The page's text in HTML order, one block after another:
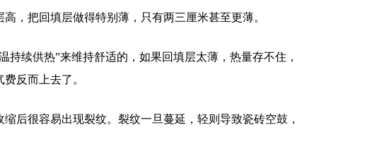
，把回填层做得特别薄，只有两三厘米甚至更薄。
续供热”来维持舒适的，如果回填层太薄，热量存不住，
反而上去了。
后很容易出现裂纹。裂纹一旦蔓延，轻则导致瓷砖空鼓，